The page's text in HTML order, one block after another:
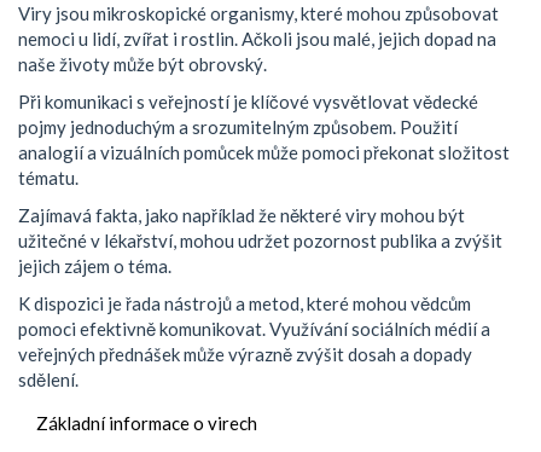
Viry jsou mikroskopické organismy, které mohou způsobovat
nemoci u lidí, zvířat i rostlin. Ačkoli jsou malé, jejich dopad na
naše životy může být obrovský.
Při komunikaci s veřejností je klíčové vysvětlovat vědecké
pojmy jednoduchým a srozumitelným způsobem. Použití
analogií a vizuálních pomůcek může pomoci překonat složitost
tématu.
Zajímavá fakta, jako například že některé viry mohou být
užitečné v lékařství, mohou udržet pozornost publika a zvýšit
jejich zájem o téma.
K dispozici je řada nástrojů a metod, které mohou vědcům
pomoci efektivně komunikovat. Využívání sociálních médií a
veřejných přednášek může výrazně zvýšit dosah a dopady
sdělení.
Základní informace o virech